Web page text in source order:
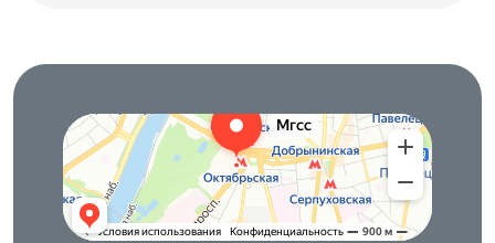
Московская городская служба сервиса
IT-компания в Москве
Строительный инструмент в Москве